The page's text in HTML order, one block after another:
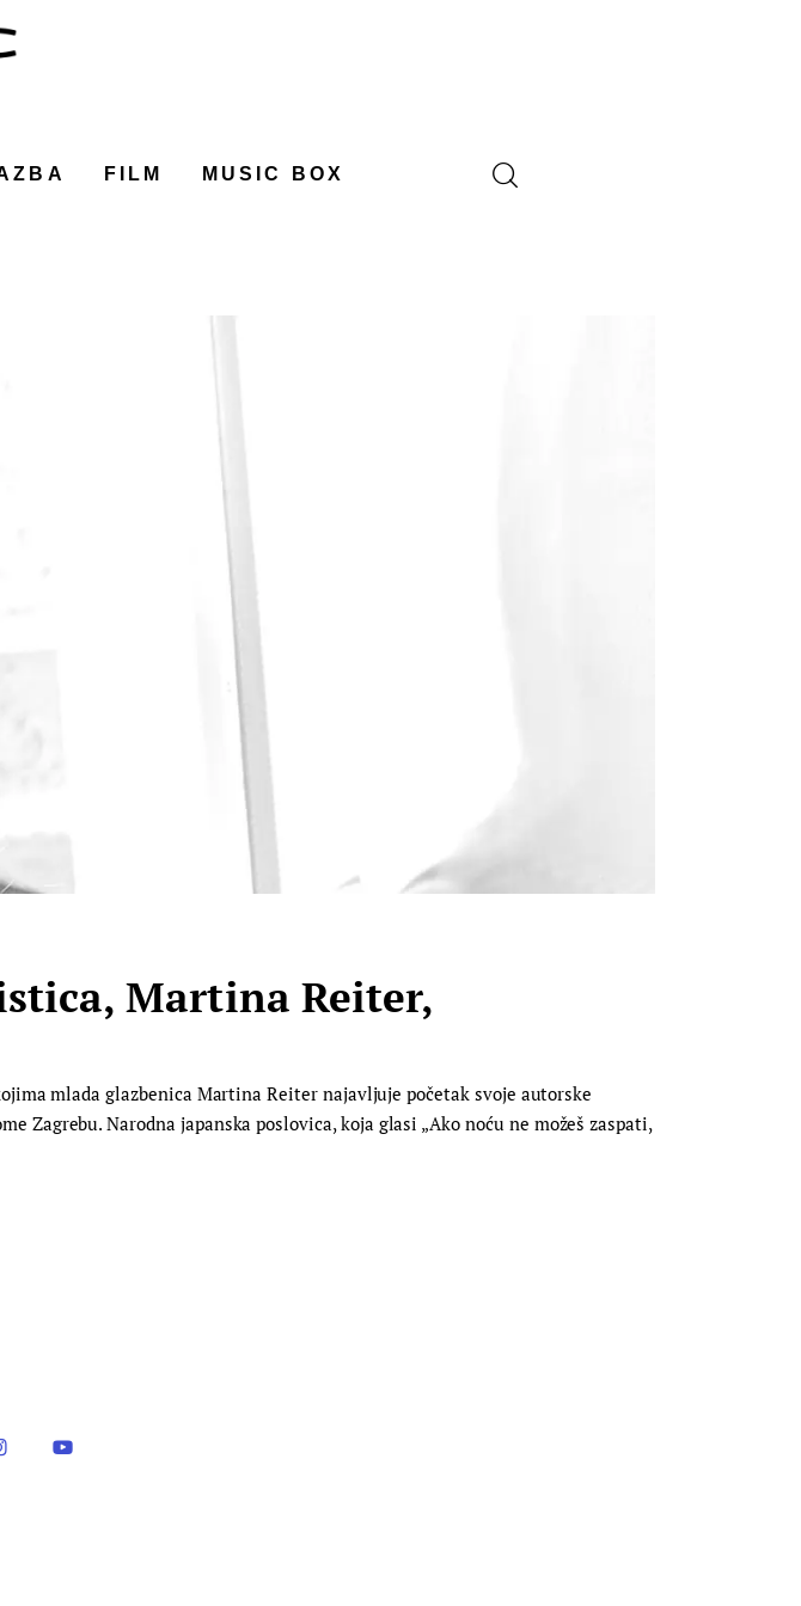
FILM MUSIC BOX
Martina Reiter,
mlada glazbenica Martina Reiter najavljuje početak svoje autorske
Narodna japanska poslovica, koja glasi „Ako noću ne možeš zaspati,